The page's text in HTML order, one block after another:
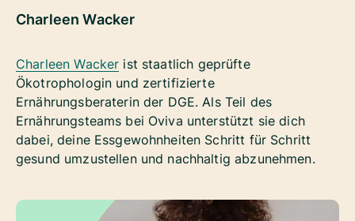
Charleen Wacker
Charleen Wacker ist staatlich geprüfte
Ökotrophologin und zertifizierte
Ernährungsberaterin der DGE. Als Teil des
Ernährungsteams bei Oviva unterstützt sie dich
dabei, deine Essgewohnheiten Schritt für Schritt
gesund umzustellen und nachhaltig abzunehmen.